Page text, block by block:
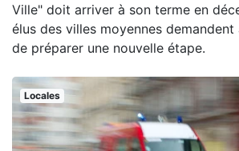
Ville" doit arriver à son terme en
élus des villes moyennes
de préparer une nouvelle étape.
Locales